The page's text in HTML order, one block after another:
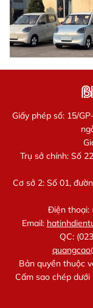
Giấy phép số: 15/
Trụ sở chính: Số
Cơ sở 2: Số 01,
Điện thoại:
Email:
QC:
Bản quyền thuộc
Cấm sao chép